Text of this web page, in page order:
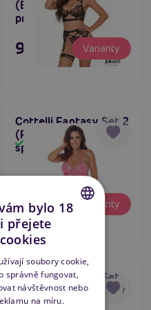
(Black), erotický set
prádla
995 Kč Varianty
Cottelli Fantasy Set 2
(Pink), krajkové
spodní prádlo
Skladem
595 Kč Varianty
Tip na dárek
Bestseller
Asmona Basque Set
(Black/Red), dámský
korzet s bondáží
Skladem
ENGLISH
bylo 18
přejete
soubory cookie,
správně fungovat,
návštěvnost nebo
na míru.